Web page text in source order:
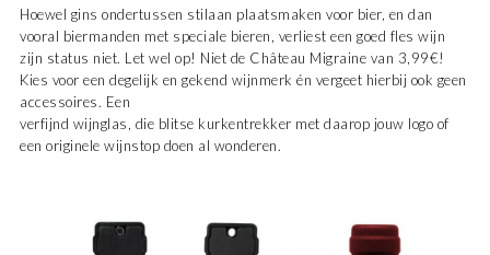
Hoewel gins ondertussen stilaan plaatsmaken voor bier, en dan
vooral biermanden met speciale bieren, verliest een goed fles wijn
zijn status niet. Let wel op! Niet de Château Migraine van 3,99€!
Kies voor een degelijk en gekend wijnmerk én vergeet hierbij ook geen
accessoires. Een
verfijnd wijnglas, die blitse kurkentrekker met daarop jouw logo of
een originele wijnstop doen al wonderen.